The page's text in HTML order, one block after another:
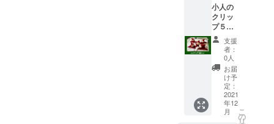
小人の
クリッ
プ５個
セット
(サイズ
10㎝
程）。
洗濯ば
さみを
ぬいぐ
るみの
ように
支援
者：
0人
お届
け予
定：
2021
年12
月
こ
の
リ